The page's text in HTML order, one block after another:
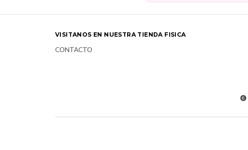
VISITANOS EN NUESTRA TIENDA FISICA
CONTACTO